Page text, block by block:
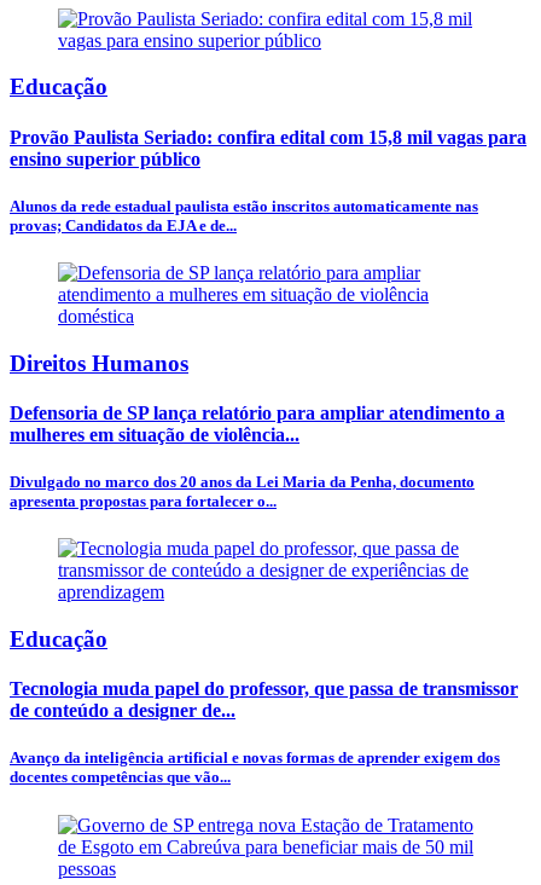
Educação
Provão Paulista Seriado: confira edital com 15,8 mil vagas para
ensino superior público
Alunos da rede estadual paulista estão inscritos automaticamente nas
provas; Candidatos da EJA e de...
Direitos Humanos
Defensoria de SP lança relatório para ampliar atendimento a
mulheres em situação de violência...
Divulgado no marco dos 20 anos da Lei Maria da Penha, documento
apresenta propostas para fortalecer o...
Educação
Tecnologia muda papel do professor, que passa de transmissor
de conteúdo a designer de...
Avanço da inteligência artificial e novas formas de aprender exigem dos
docentes competências que vão...